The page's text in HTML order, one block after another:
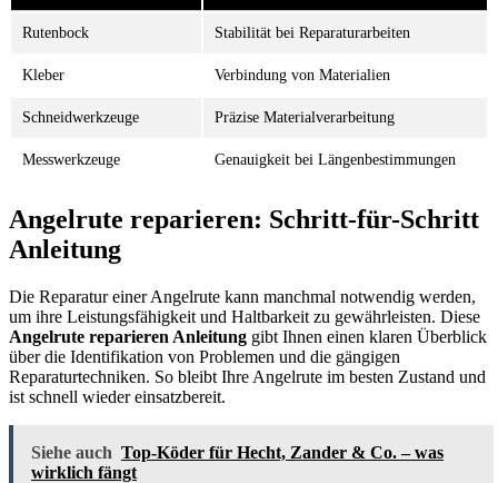
Rutenbock Stabilität bei Reparaturarbeiten
Kleber Verbindung von Materialien
Schneidwerkzeuge Präzise Materialverarbeitung
Messwerkzeuge Genauigkeit bei Längenbestimmungen
Angelrute reparieren: Schritt-für-Schritt
Anleitung
Die Reparatur einer Angelrute kann manchmal notwendig werden,
um ihre Leistungsfähigkeit und Haltbarkeit zu gewährleisten. Diese
Angelrute reparieren Anleitung gibt Ihnen einen klaren Überblick
über die Identifikation von Problemen und die gängigen
Reparaturtechniken. So bleibt Ihre Angelrute im besten Zustand und
ist schnell wieder einsatzbereit.
Siehe auch Top-Köder für Hecht, Zander & Co. – was
wirklich fängt